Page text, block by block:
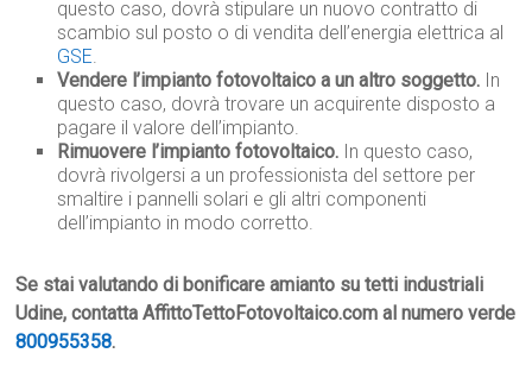
questo caso, dovrà stipulare un nuovo contratto di
scambio sul posto o di vendita dell’energia elettrica al
GSE.
Vendere l’impianto fotovoltaico a un altro soggetto. In
questo caso, dovrà trovare un acquirente disposto a
pagare il valore dell’impianto.
Rimuovere l’impianto fotovoltaico. In questo caso,
dovrà rivolgersi a un professionista del settore per
smaltire i pannelli solari e gli altri componenti
dell’impianto in modo corretto.
Se stai valutando di bonificare amianto su tetti industriali
Udine, contatta AffittoTettoFotovoltaico.com al numero verde
800955358.